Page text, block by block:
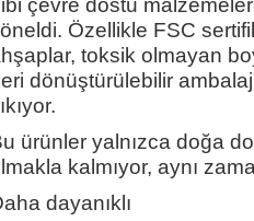
çevre dostu
Özellikle FSC
toksik olmayan
dönüştürülebilir
ürünler yalnızca doğa
kalmıyor, aynı
dayanıklı